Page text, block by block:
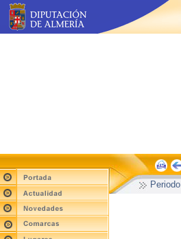
Periodo